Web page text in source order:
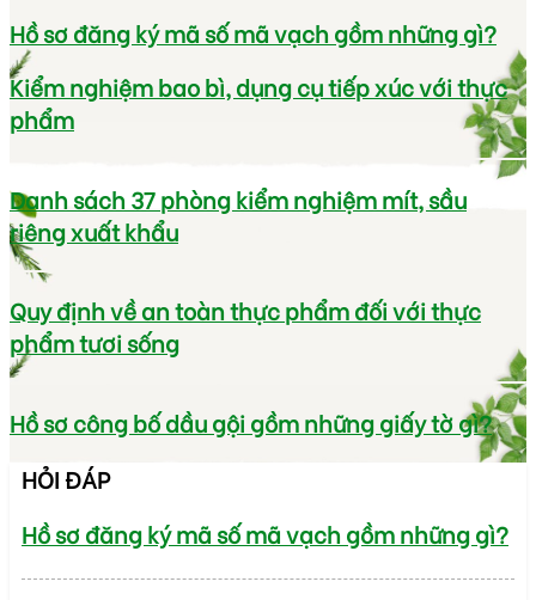
Hồ sơ đăng ký mã số mã vạch gồm những gì?
Kiểm nghiệm bao bì, dụng cụ tiếp xúc với thực
phẩm
Danh sách 37 phòng kiểm nghiệm mít, sầu
riêng xuất khẩu
Quy định về an toàn thực phẩm đối với thực
phẩm tươi sống
Hồ sơ công bố dầu gội gồm những giấy tờ gì?
HỎI ĐÁP
Hồ sơ đăng ký mã số mã vạch gồm những gì?